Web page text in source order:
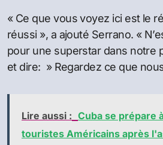
« Ce que vous voyez ici est le
réussi », a ajouté Serrano. «
pour une superstar dans notre
et dire: » Regardez ce que
Lire aussi : Cuba se prépare
touristes Américains après